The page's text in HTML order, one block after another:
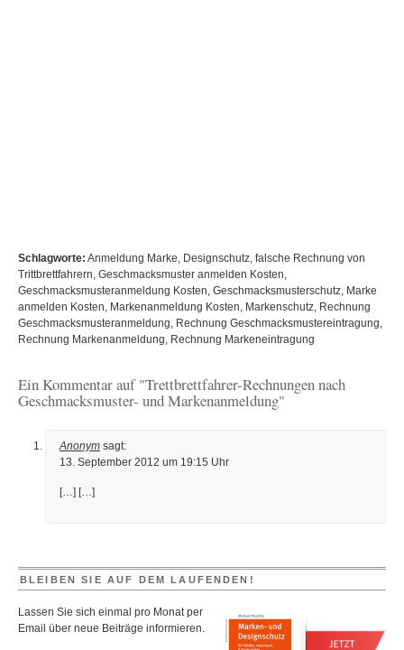
Schlagworte: Anmeldung Marke, Designschutz, falsche Rechnung von
Trittbrettfahrern, Geschmacksmuster anmelden Kosten,
Geschmacksmusteranmeldung Kosten, Geschmacksmusterschutz, Marke
anmelden Kosten, Markenanmeldung Kosten, Markenschutz, Rechnung
Geschmacksmusteranmeldung, Rechnung Geschmacksmustereintragung,
Rechnung Markenanmeldung, Rechnung Markeneintragung
Ein Kommentar auf "Trettbrettfahrer-Rechnungen nach
Geschmacksmuster- und Markenanmeldung"
Anonym sagt:
13. September 2012 um 19:15 Uhr
[…] […]
BLEIBEN SIE AUF DEM LAUFENDEN!
Lassen Sie sich einmal pro Monat per
Email über neue Beiträge informieren.